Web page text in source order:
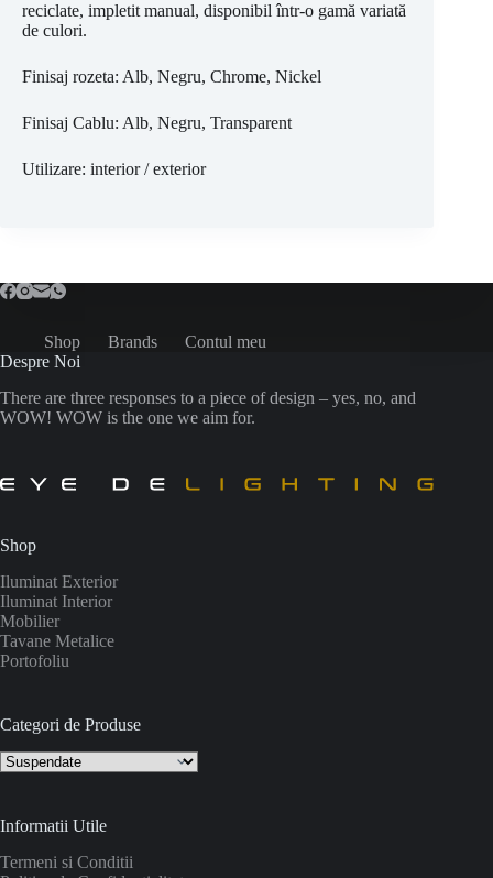
reciclate, impletit manual, disponibil într-o gamă variată
de culori.
Finisaj rozeta: Alb, Negru, Chrome, Nickel
Finisaj Cablu: Alb, Negru, Transparent
Utilizare: interior / exterior
Shop Brands
Contul meu
Despre Noi
There are three responses to a piece of design – yes, no, and
WOW! WOW is the one we aim for.
Shop
Iluminat Exterior
Iluminat Interior
Mobilier
Tavane Metalice
Portofoliu
Categori de Produse
Informatii Utile
Termeni si Conditii